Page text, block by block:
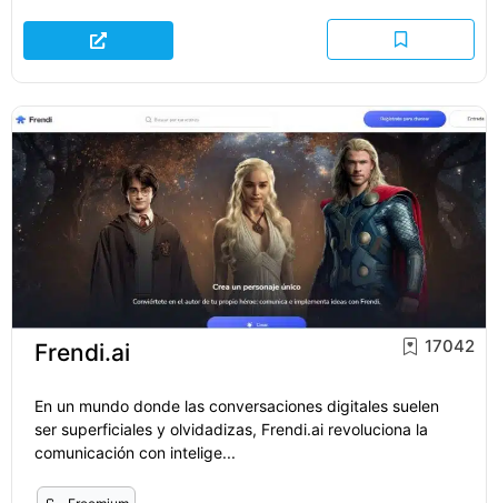
Frendi.ai 17042
En un mundo donde las conversaciones digitales suelen
ser superficiales y olvidadizas, Frendi.ai revoluciona la
comunicación con intelige...